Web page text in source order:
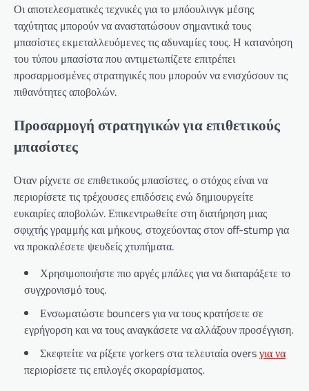
Οι αποτελεσματικές τεχνικές για το μπόουλινγκ μέσης
ταχύτητας μπορούν να αναστατώσουν σημαντικά τους
μπασίστες εκμεταλλευόμενες τις αδυναμίες τους. Η κατανόηση
του τύπου μπασίστα που αντιμετωπίζετε επιτρέπει
προσαρμοσμένες στρατηγικές που μπορούν να ενισχύσουν τις
πιθανότητες αποβολών.
Προσαρμογή στρατηγικών για επιθετικούς
μπασίστες
Όταν ρίχνετε σε επιθετικούς μπασίστες, ο στόχος είναι να
περιορίσετε τις τρέχουσες επιδόσεις ενώ δημιουργείτε
ευκαιρίες αποβολών. Επικεντρωθείτε στη διατήρηση μιας
σφιχτής γραμμής και μήκους, στοχεύοντας στον off-stump για
να προκαλέσετε ψευδείς χτυπήματα.
Χρησιμοποιήστε πιο αργές μπάλες για να διαταράξετε το
συγχρονισμό τους.
Ενσωματώστε bouncers για να τους κρατήσετε σε
εγρήγορση και να τους αναγκάσετε να αλλάξουν προσέγγιση.
Σκεφτείτε να ρίξετε yorkers στα τελευταία oversγια να
περιορίσετε τις επιλογές σκοραρίσματος.